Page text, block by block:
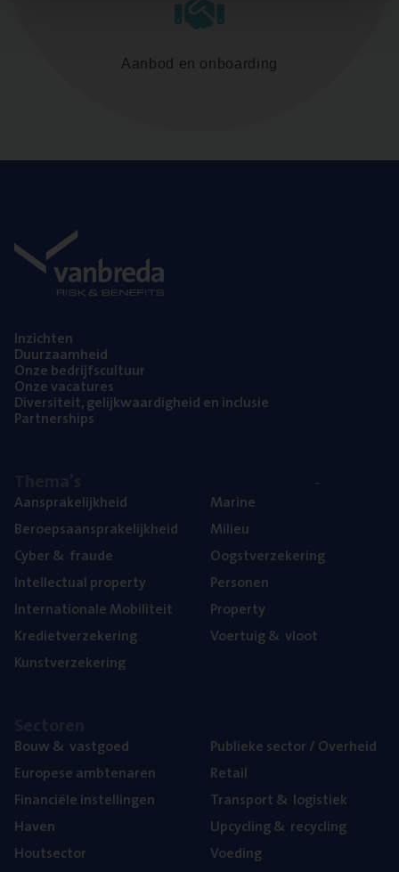
Aanbod en onboarding
Inzich­ten
Duur­zaam­heid
Onze bedrijfs­cul­tuur
Onze vaca­tu­res
Diver­si­teit, gelijk­waar­dig­heid en inclusie
Part­ner­ships
Aan­spra­ke­lijk­heid
Beroeps­aan­spra­ke­lijk­heid
Cyber& fraude
Intel­lec­tu­al property
Inter­na­ti­o­na­le Mobiliteit
Kre­diet­ver­ze­ke­ring
Kunst­ver­ze­ke­ring
Mari­ne
Mili­eu
Oogst­ver­ze­ke­ring
Per­so­nen
Pro­per­ty
Voer­tuig& vloot
Bouw& vastgoed
Euro­pe­se ambtenaren
Finan­ci­ë­le instellingen
Haven
Hout­sec­tor
Publie­ke sec­tor / Overheid
Retail
Trans­port& logistiek
Upcy­cling& recycling
Voe­ding